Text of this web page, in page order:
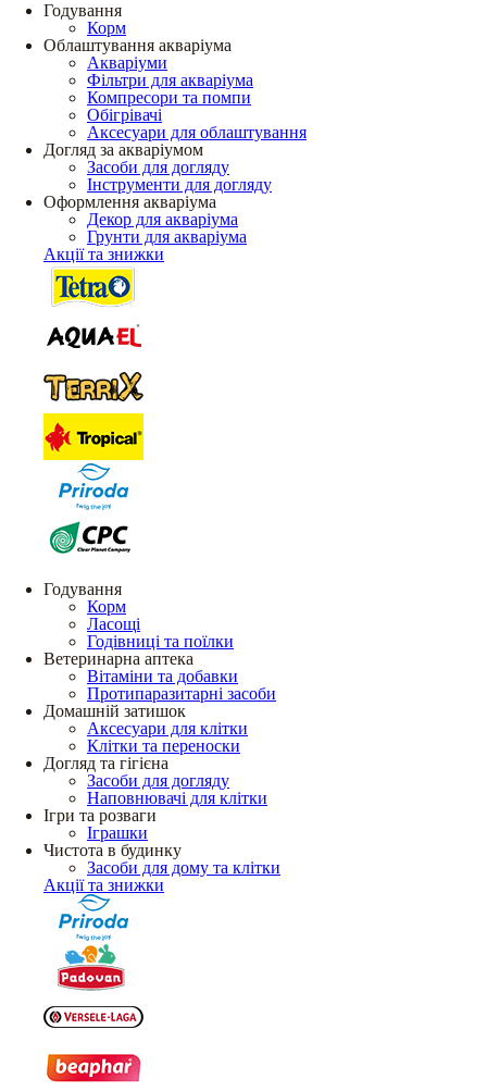
Годування
Корм
Облаштування акваріума
Акваріуми
Фільтри для акваріума
Компресори та помпи
Обігрівачі
Аксесуари для облаштування
Догляд за акваріумом
Засоби для догляду
Інструменти для догляду
Оформлення акваріума
Декор для акваріума
Грунти для акваріума
Акції та знижки
Годування
Корм
Ласощі
Годівниці та поїлки
Ветеринарна аптека
Вітаміни та добавки
Протипаразитарні засоби
Домашній затишок
Аксесуари для клітки
Клітки та переноски
Догляд та гігієна
Засоби для догляду
Наповнювачі для клітки
Ігри та розваги
Іграшки
Чистота в будинку
Засоби для дому та клітки
Акції та знижки